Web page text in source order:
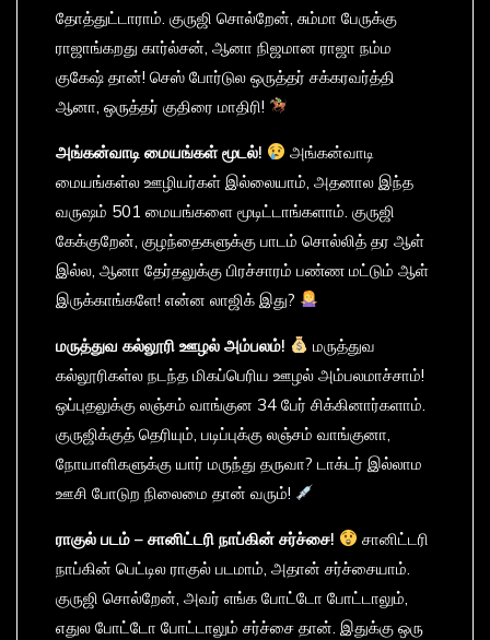
தோத்துட்டாராம். குருஜி சொல்றேன், சும்மா பேருக்கு
ராஜாங்கறது கார்ல்சன், ஆனா நிஜமான ராஜா நம்ம
குகேஷ் தான்! செஸ் போர்டுல ஒருத்தர் சக்கரவர்த்தி
ஆனா, ஒருத்தர் குதிரை மாதிரி!
அங்கன்வாடி மையங்கள்மூடல்!
அங்கன்வாடி
மையங்கள்ல ஊழியர்கள் இல்லையாம், அதனால இந்த
வருஷம் 501 மையங்களை மூடிட்டாங்களாம். குருஜி
கேக்குறேன், குழந்தைகளுக்கு பாடம் சொல்லித் தர ஆள்
இல்ல, ஆனா தேர்தலுக்கு பிரச்சாரம் பண்ண மட்டும் ஆள்
இருக்காங்களே! என்ன லாஜிக் இது?
மருத்துவ கல்லூரி ஊழல் அம்பலம்!
மருத்துவ
கல்லூரிகள்ல நடந்த மிகப்பெரிய ஊழல் அம்பலமாச்சாம்!
ஒப்புதலுக்கு லஞ்சம் வாங்குன 34 பேர் சிக்கினார்களாம்.
குருஜிக்குத் தெரியும், படிப்புக்கு லஞ்சம் வாங்குனா,
நோயாளிகளுக்கு யார் மருந்து தருவா? டாக்டர் இல்லாம
ஊசி போடுற நிலைமை தான் வரும்!
ராகுல் படம் – சானிட்டரி நாப்கின் சர்ச்சை!
சானிட்டரி
நாப்கின் பெட்டில ராகுல் படமாம், அதான் சர்ச்சையாம்.
குருஜி சொல்றேன், அவர் எங்க போட்டோ போட்டாலும்,
எதுல போட்டோ போட்டாலும் சர்ச்சை தான். இதுக்கு ஒரு